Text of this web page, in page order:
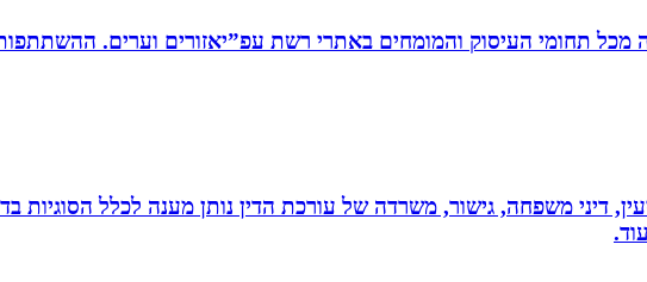
מכל תחומי העיסוק והמומחים באתרי רשת עפ”יאזורים וערים.
דיני משפחה, גישור, משרדה של עורכת הדין נותן מענה לכלל